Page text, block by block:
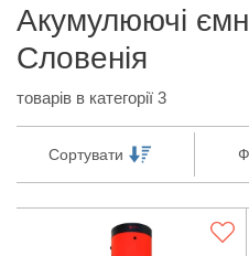
Акумулюючі
Словенія
товарів в категорії 3
Сортувати